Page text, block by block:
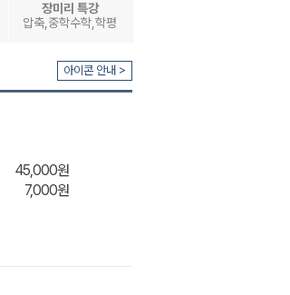
장미리 특강
압축,중학수학,학평
아이콘 안내 >
45,000원
7,000원